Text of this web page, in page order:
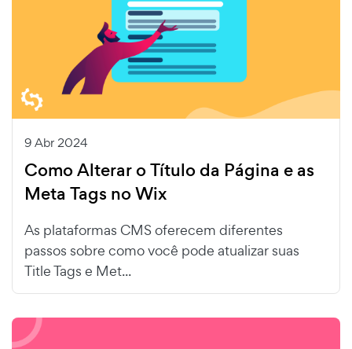
9 Abr 2024
Como Alterar o Título da Página e as
Meta Tags no Wix
As plataformas CMS oferecem diferentes
passos sobre como você pode atualizar suas
Title Tags e Met...